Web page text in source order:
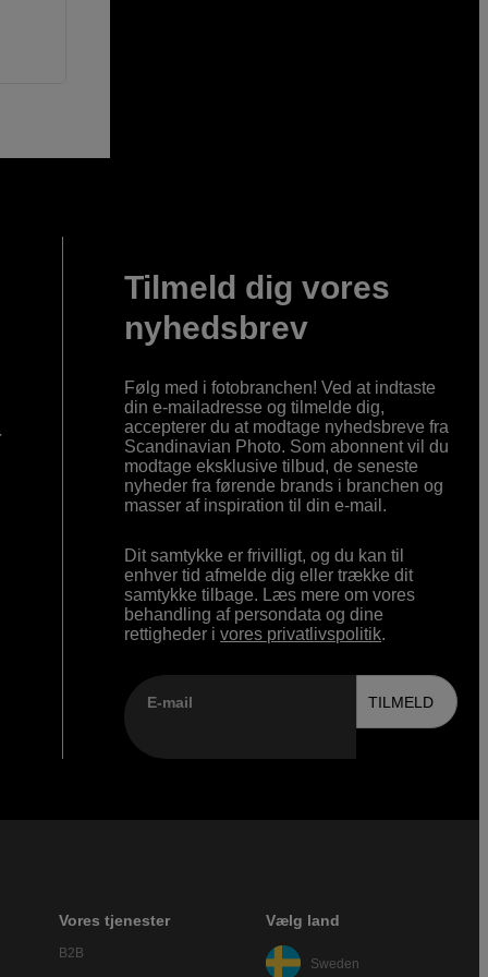
Tilmeld dig vores
nyhedsbrev
Følg med i fotobranchen! Ved at indtaste
din e-mailadresse og tilmelde dig,
accepterer du at modtage nyhedsbreve fra
Scandinavian Photo. Som abonnent vil du
modtage eksklusive tilbud, de seneste
nyheder fra førende brands i branchen og
masser af inspiration til din e-mail.
Dit samtykke er frivilligt, og du kan til
enhver tid afmelde dig eller trække dit
samtykke tilbage. Læs mere om vores
behandling af persondata og dine
rettigheder ivores privatlivspolitik.
E-mail TILMELD
Vores tjenester
B2B
Vælg land
Sweden